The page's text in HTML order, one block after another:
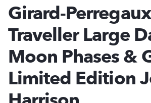
Girard-
Traveller Large
Moon Phases &
Limited Edition